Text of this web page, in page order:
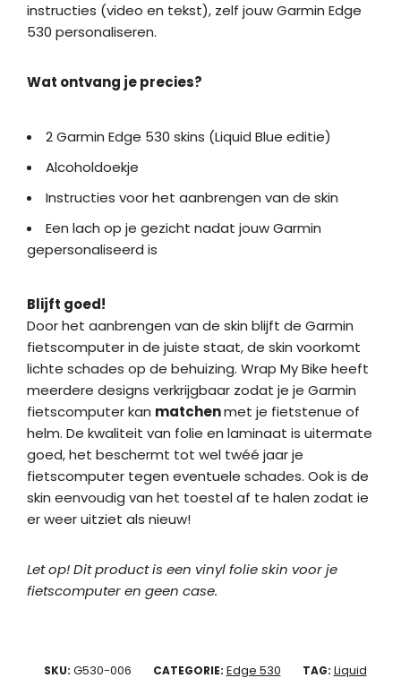
instructies (video en tekst), zelf jouw Garmin Edge
530 personaliseren.
Wat ontvang je precies?
2 Garmin Edge 530 skins (Liquid Blue editie)
Alcoholdoekje
Instructies voor het aanbrengen van de skin
Een lach op je gezicht nadat jouw Garmin
gepersonaliseerd is
Blijft goed!
Door het aanbrengen van de skin blijft de Garmin
fietscomputer in de juiste staat, de skin voorkomt
lichte schades op de behuizing. Wrap My Bike heeft
meerdere designs verkrijgbaar zodat je je Garmin
fietscomputer kan matchenmet je fietstenue of
helm. De kwaliteit van folie en laminaat is uitermate
goed, het beschermt tot wel twéé jaar je
fietscomputer tegen eventuele schades. Ook is de
skin eenvoudig van het toestel af te halen zodat ie
er weer uitziet als nieuw!
Let op! Dit product is een vinyl folie skin voor je
fietscomputer en geen case.
SKU: G530-006 CATEGORIE: Edge 530 TAG: Liquid